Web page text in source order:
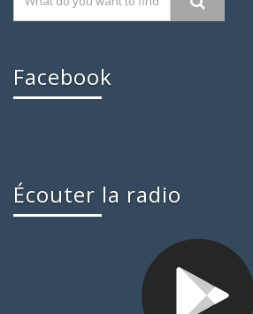
Facebook
Écouter la radio